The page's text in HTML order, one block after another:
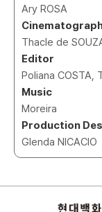
Ary ROSA
Thacle de
Editor
Poliana COSTA,
Music
Moreira
Production
Glenda NICACIO